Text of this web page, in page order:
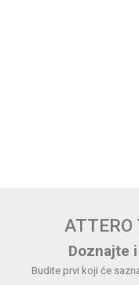
ATTERO
Doznajte
Budite prvi koji će